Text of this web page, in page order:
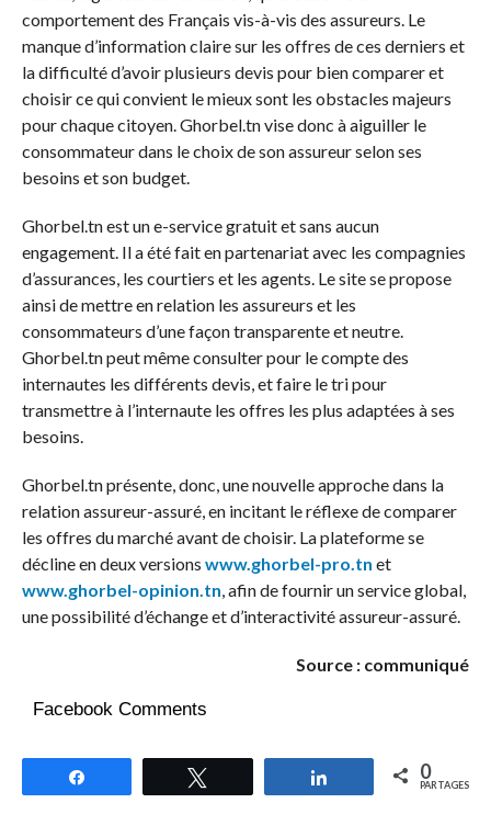
comportement des Français vis-à-vis des assureurs. Le
manque d’information claire sur les offres de ces derniers et
la difficulté d’avoir plusieurs devis pour bien comparer et
choisir ce qui convient le mieux sont les obstacles majeurs
pour chaque citoyen. Ghorbel.tn vise donc à aiguiller le
consommateur dans le choix de son assureur selon ses
besoins et son budget.
Ghorbel.tn est un e-service gratuit et sans aucun
engagement. Il a été fait en partenariat avec les compagnies
d’assurances, les courtiers et les agents. Le site se propose
ainsi de mettre en relation les assureurs et les
consommateurs d’une façon transparente et neutre.
Ghorbel.tn peut même consulter pour le compte des
internautes les différents devis, et faire le tri pour
transmettre à l’internaute les offres les plus adaptées à ses
besoins.
Ghorbel.tn présente, donc, une nouvelle approche dans la
relation assureur-assuré, en incitant le réflexe de comparer
les offres du marché avant de choisir. La plateforme se
décline en deux versions www.ghorbel-pro.tn et
www.ghorbel-opinion.tn, afin de fournir un service global,
une possibilité d’échange et d’interactivité assureur-assuré.
Source : communiqué
Facebook Comments
Partagez 0
PARTAGES